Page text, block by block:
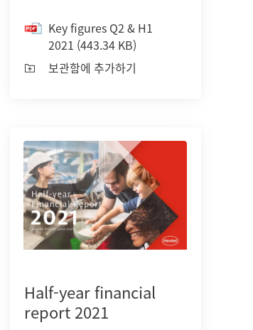
Key figures Q2 & H1
2021 (443.34 KB)
보관함에 추가하기
Half-year financial
report 2021